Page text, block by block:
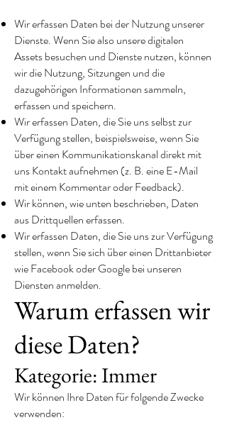
Wir erfassen Daten bei der Nutzung unserer
Dienste. Wenn Sie also unsere digitalen
Assets besuchen und Dienste nutzen, können
wir die Nutzung, Sitzungen und die
dazugehörigen Informationen sammeln,
erfassen und speichern.
Wir erfassen Daten, die Sie uns selbst zur
Verfügung stellen, beispielsweise, wenn Sie
über einen Kommunikationskanal direkt mit
uns Kontakt aufnehmen (z. B. eine E-Mail
mit einem Kommentar oder Feedback).
Wir können, wie unten beschrieben, Daten
aus Drittquellen erfassen.
Wir erfassen Daten, die Sie uns zur Verfügung
stellen, wenn Sie sich über einen Drittanbieter
wie Facebook oder Google bei unseren
Diensten anmelden.
Warum erfassen wir
diese Daten?
Kategorie: Immer
Wir können Ihre Daten für folgende Zwecke
verwenden: